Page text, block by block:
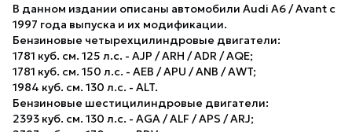
В данном издании описаны автомобили Audi A6 / Avant с
1997 года выпуска и их модификации.
Бензиновые четырехцилиндровые двигатели:
1781 куб. см. 125 л.с. - AJP / ARH / ADR / AQE;
1781 куб. см. 150 л.с. - AEB / APU / ANB / AWT;
1984 куб. см. 130 л.с. - ALT.
Бензиновые шестицилиндровые двигатели:
2393 куб. см. 130 л.с. - AGA / ALF / APS / ARJ;